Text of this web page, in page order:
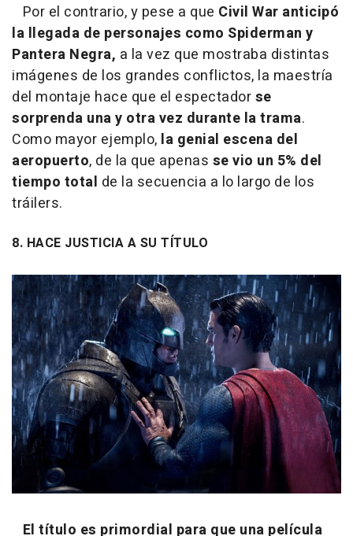
Por el contrario, y pese a que Civil War anticipó
la llegada de personajes como Spiderman y
Pantera Negra, a la vez que mostraba distintas
imágenes de los grandes conflictos, la maestría
del montaje hace que el espectadorse
sorprenda una y otra vez durante la trama.
Como mayor ejemplo, la genial escena del
aeropuerto, de la que apenas se vio un 5% del
tiempo total de la secuencia a lo largo de los
tráilers.
8. HACE JUSTICIA A SU TÍTULO
El título es primordial para que una película